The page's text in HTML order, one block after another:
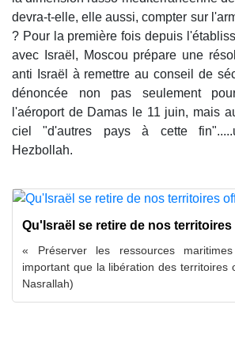
devra-t-elle, elle aussi, compter sur
? Pour la première fois depuis
avec Israël, Moscou prépare une
anti Israël à remettre au conseil de
dénoncée non pas seulement
l'aéroport de Damas le 11 juin, mais
ciel "d'autres pays à cette
Hezbollah.
Qu'Israël se retire de nos
« Préserver les ressources
important que la libération des territoires
Nasrallah)